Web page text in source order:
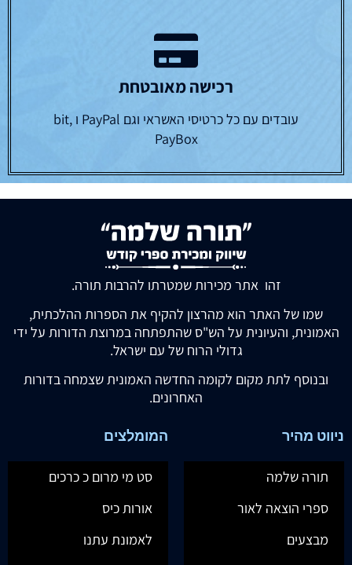
רכישה מאובטחת
עובדים עם כל כרטיסי האשראי וגם PayPal ו bit,
PayBox
זהו אתר מכירות שמטרתו להרבות תורה.
שמו של האתר הוא מהרצון להקיף את הספרות ההלכתית,
האמונית, והעיונית על הש"ס שהתפתחה במרוצת הדורות על ידי
גדולי הרוח של עם ישראל.
ובנוסף לתת מקום לקומה החדשה האמונית שצמחה בדורות
האחרונים.
ניווט מהיר
תורה שלמה
ספרי הוצאה לאור
מבצעים
המומלצים
סט מי מרום כ כרכים
אורות כיס
לאמונת עתנו